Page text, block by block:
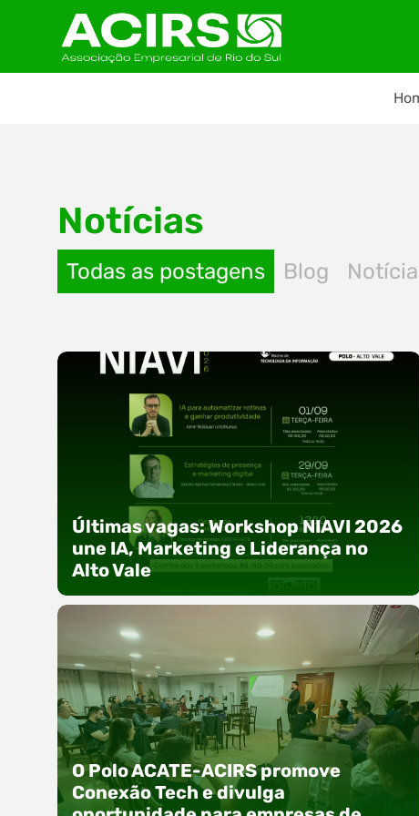
Notícias
Todas as postagens Blog
Últimas vagas: Workshop NIAVI 2026
une IA, Marketing e Liderança no
Alto Vale
Com o objetivo de impulsionar a produtividade,
a presença digital e a gestão nas empresas do
Alto Vale, o Núcleo de Tecnologia da Informação
(NIAVI), Polo ACATE-ACIRS, realiza a edição
O Polo ACATE-ACIRS promove
Conexão Tech e divulga